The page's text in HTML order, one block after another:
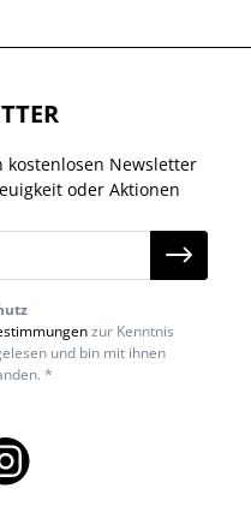
Newsletter
oder Aktionen
zur Kenntnis
und bin mit ihnen
*